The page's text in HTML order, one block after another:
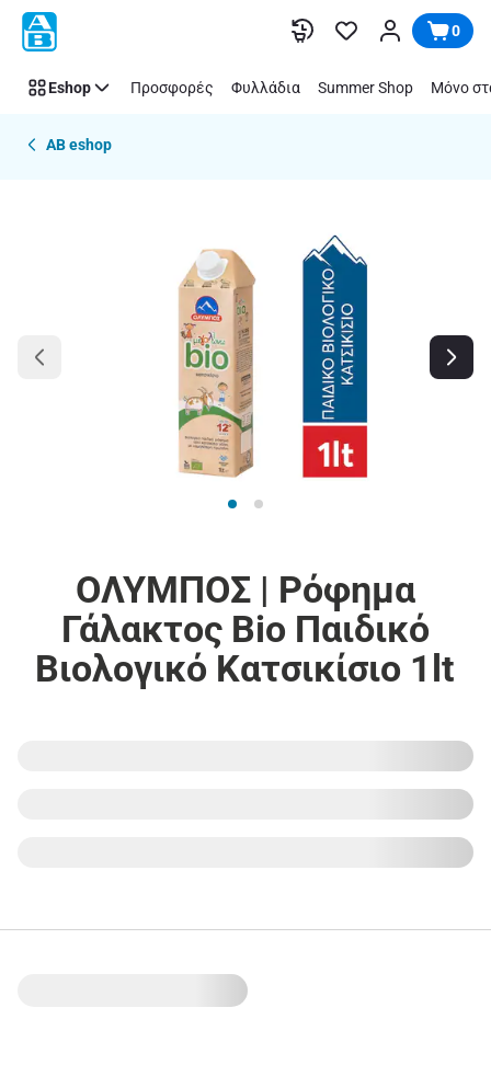
Παράλειψη 0
Eshop Προσφορές Φυλλάδια Summer Shop Μόνο
AB eshop
ΟΛΥΜΠΟΣ | Ρόφημα
Γάλακτος Bio Παιδικό
Βιολογικό Kατσικίσιο 1lt